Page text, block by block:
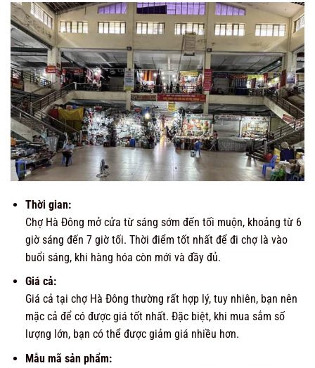
Thời gian:
Chợ Hà Đông mở cửa từ sáng sớm đến tối muộn, khoảng từ 6
giờ sáng đến 7 giờ tối. Thời điểm tốt nhất để đi chợ là vào
buổi sáng, khi hàng hóa còn mới và đầy đủ.
Giá cả:
Giá cả tại chợ Hà Đông thường rất hợp lý, tuy nhiên, bạn nên
mặc cả để có được giá tốt nhất. Đặc biệt, khi mua sắm số
lượng lớn, bạn có thể được giảm giá nhiều hơn.
Mẫu mã sản phẩm: